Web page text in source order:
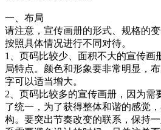
一、布局
请注意，宣传画册的形式、规格的
按照具体情况进行不同对待。
1、页码比较少、面积不大的宣传画
局特点。颜色和形象要非常明显，
字可以适当增大。
2、页码比较多的宣传画册，因为需
了统一，为了获得整体和谐的感觉
构。要突出节奏改变的联系，保持